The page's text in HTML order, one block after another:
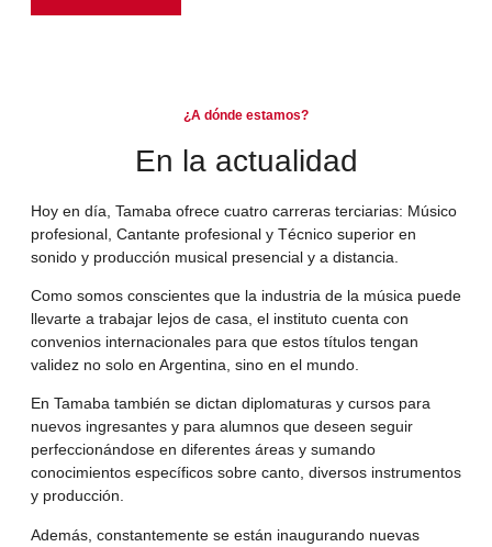
¿A dónde estamos?
En la actualidad
Hoy en día, Tamaba ofrece cuatro carreras terciarias: Músico
profesional, Cantante profesional y Técnico superior en
sonido y producción musical presencial y a distancia.
Como somos conscientes que la industria de la música puede
llevarte a trabajar lejos de casa, el instituto cuenta con
convenios internacionales para que estos títulos tengan
validez no solo en Argentina, sino en el mundo.
En Tamaba también se dictan diplomaturas y cursos para
nuevos ingresantes y para alumnos que deseen seguir
perfeccionándose en diferentes áreas y sumando
conocimientos específicos sobre canto, diversos instrumentos
y producción.
Además, constantemente se están inaugurando nuevas